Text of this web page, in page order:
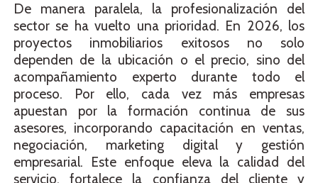
De manera paralela, la profesionalización del
sector se ha vuelto una prioridad. En 2026, los
proyectos inmobiliarios exitosos no solo
dependen de la ubicación o el precio, sino del
acompañamiento experto durante todo el
proceso. Por ello, cada vez más empresas
apuestan por la formación continua de sus
asesores, incorporando capacitación en ventas,
negociación, marketing digital y gestión
empresarial. Este enfoque eleva la calidad del
servicio, fortalece la confianza del cliente y